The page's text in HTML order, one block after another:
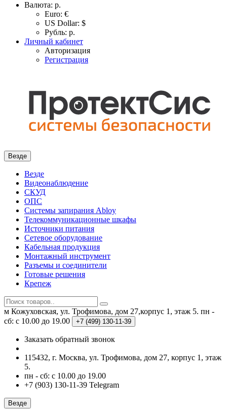
Валюта: р.
Euro: €
US Dollar: $
Рубль: р.
Личный кабинет
Авторизация
Регистрация
Везде
Везде
Видеонаблюдение
СКУД
ОПС
Системы запирания Abloy
Телекоммуникационные шкафы
Источники питания
Сетевое оборудование
Кабельная продукция
Монтажный инструмент
Разъемы и соединители
Готовые решения
Крепеж
м Кожуховская, ул. Трофимова, дом 27,корпус 1, этаж 5. пн -
сб: с 10.00 до 19.00
+7 (499) 130-11-39
Заказать обратный звонок
115432, г. Москва, ул. Трофимова, дом 27, корпус 1, этаж
5.
пн - сб: с 10.00 до 19.00
+7 (903) 130-11-39 Telegram
Везде